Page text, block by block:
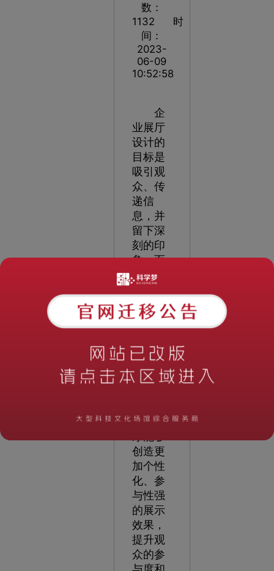
数：
1132
时
间：
2023-
06-09
10:52:58
企
业展厅
设计的
目标是
吸引观
众、传
递信
息，并
留下深
刻的印
象。而
要实现
标，互
动体验
键要素
之一。
通过与
企业展
创造更
加个性
化、参
与性强
的展示
效果，
提升观
众的参